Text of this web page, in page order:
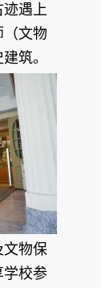
迹遇上
（文物
筑。
文物保
学校参